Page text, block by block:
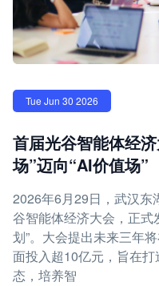
Tue Jun 30 2026
首届光谷智能体经
场”迈向“AI价值场”
2026年6月29日，武汉东
谷智能体经济大会，正式
划”。大会提出未来三年
面投入超10亿元，旨在
态，培养智